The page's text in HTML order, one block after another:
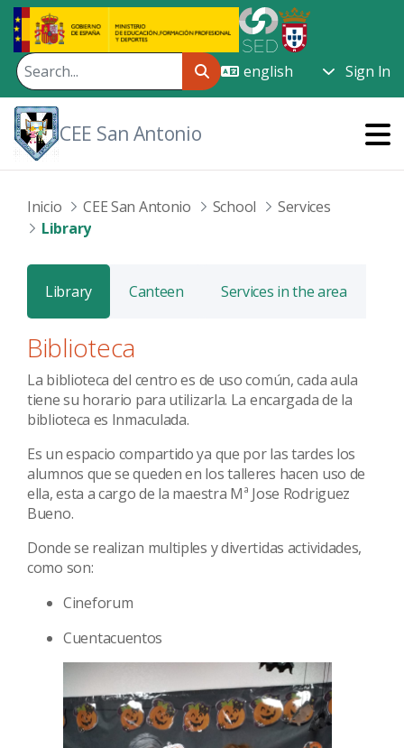
Skip to Main Content
Sign In
CEE San Antonio
Inicio CEE San Antonio School
Services
Library
Library Canteen Services in the area
Biblioteca
La biblioteca del centro es de uso común, cada aula
tiene su horario para utilizarla. La encargada de la
biblioteca es Inmaculada.
Es un espacio compartido ya que por las tardes los
alumnos que se queden en los talleres hacen uso de
ella, esta a cargo de la maestra Mª Jose Rodriguez
Bueno.
Donde se realizan multiples y divertidas actividades,
como son:
Cineforum
Cuentacuentos